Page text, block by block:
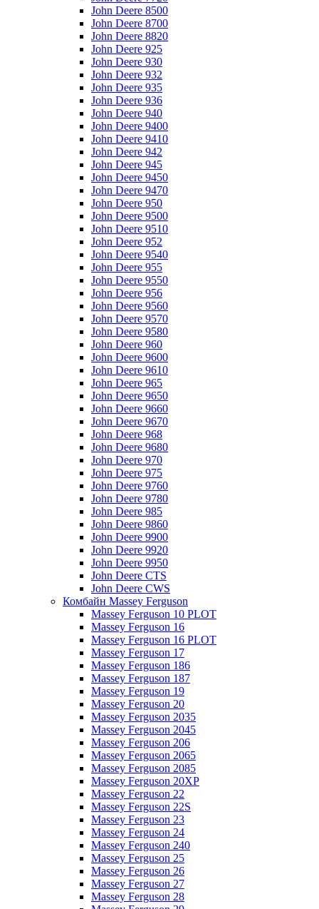
John Deere 8500
John Deere 8700
John Deere 8820
John Deere 925
John Deere 930
John Deere 932
John Deere 935
John Deere 936
John Deere 940
John Deere 9400
John Deere 9410
John Deere 942
John Deere 945
John Deere 9450
John Deere 9470
John Deere 950
John Deere 9500
John Deere 9510
John Deere 952
John Deere 9540
John Deere 955
John Deere 9550
John Deere 956
John Deere 9560
John Deere 9570
John Deere 9580
John Deere 960
John Deere 9600
John Deere 9610
John Deere 965
John Deere 9650
John Deere 9660
John Deere 9670
John Deere 968
John Deere 9680
John Deere 970
John Deere 975
John Deere 9760
John Deere 9780
John Deere 985
John Deere 9860
John Deere 9900
John Deere 9920
John Deere 9950
John Deere CTS
John Deere CWS
Комбайн Massey Ferguson
Massey Ferguson 10 PLOT
Massey Ferguson 16
Massey Ferguson 16 PLOT
Massey Ferguson 17
Massey Ferguson 186
Massey Ferguson 187
Massey Ferguson 19
Massey Ferguson 20
Massey Ferguson 2035
Massey Ferguson 2045
Massey Ferguson 206
Massey Ferguson 2065
Massey Ferguson 2085
Massey Ferguson 20XP
Massey Ferguson 22
Massey Ferguson 22S
Massey Ferguson 23
Massey Ferguson 24
Massey Ferguson 240
Massey Ferguson 25
Massey Ferguson 26
Massey Ferguson 27
Massey Ferguson 28